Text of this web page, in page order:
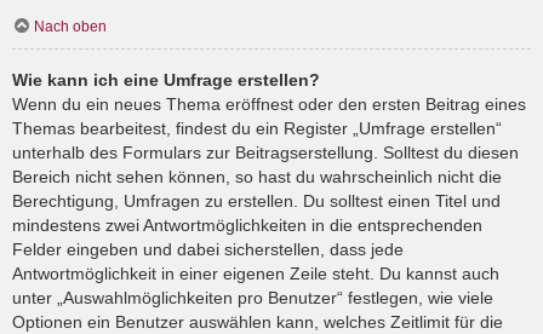
Nach oben
Wie kann ich eine Umfrage erstellen?
Wenn du ein neues Thema eröffnest oder den ersten Beitrag eines
Themas bearbeitest, findest du ein Register „Umfrage erstellen“
unterhalb des Formulars zur Beitragserstellung. Solltest du diesen
Bereich nicht sehen können, so hast du wahrscheinlich nicht die
Berechtigung, Umfragen zu erstellen. Du solltest einen Titel und
mindestens zwei Antwortmöglichkeiten in die entsprechenden
Felder eingeben und dabei sicherstellen, dass jede
Antwortmöglichkeit in einer eigenen Zeile steht. Du kannst auch
unter „Auswahlmöglichkeiten pro Benutzer“ festlegen, wie viele
Optionen ein Benutzer auswählen kann, welches Zeitlimit für die